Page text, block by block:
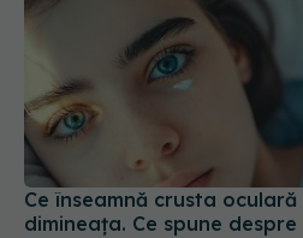
Ce înseamnă crusta
dimineața. Ce spune